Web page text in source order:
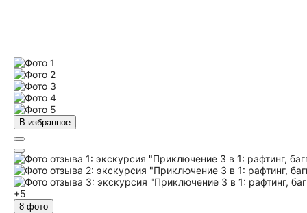
В избранное
+5
8 фото